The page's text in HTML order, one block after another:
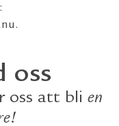
.
oss
oss att bli en